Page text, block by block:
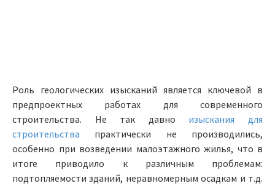
Роль геологических изысканий является ключевой в
предпроектных работах для современного
строительства. Не так давно изыскания для
строительства практически не производились,
особенно при возведении малоэтажного жилья, что в
итоге приводило к различным проблемам:
подтопляемости зданий, неравномерным осадкам и т.д.